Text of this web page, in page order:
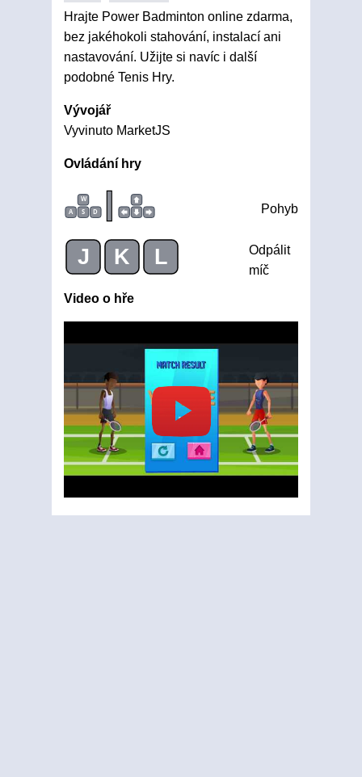
Hrajte Power Badminton online zdarma,
bez jakéhokoli stahování, instalací ani
nastavování. Užijte si navíc i další
podobné Tenis Hry.
Vývojář
Vyvinuto MarketJS
Ovládání hry
W
A
S D | Pohyb
J K L
Odpálit
míč
Video o hře